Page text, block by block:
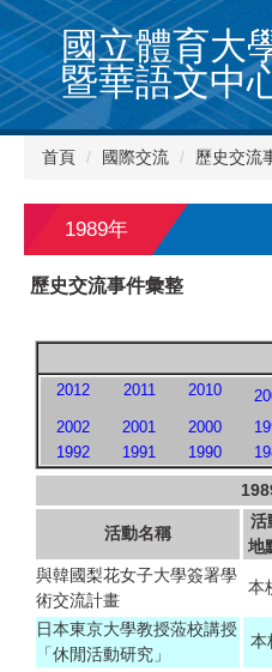
跳
到
主
要
內
國立體育大
暨華語文中
首頁 國際交流 歷史交流
1989年
歷史交流事件彙整
2012 2011 2010
2002
2001 2000
1992
1991 1990
活動名稱
活
地
與韓國梨花女子大學簽署學
術交流計畫
本
日本東京大學教授蒞校講授
「休閒活動研究」
本